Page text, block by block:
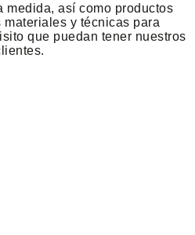
medida, así como productos
materiales y técnicas para
que puedan tener nuestros